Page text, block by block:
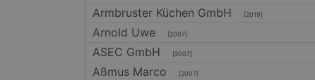
Armbruster Küchen GmbH [2019]
Arnold Uwe [2007]
ASEC GmbH [2007]
Aßmus Marco [2007]